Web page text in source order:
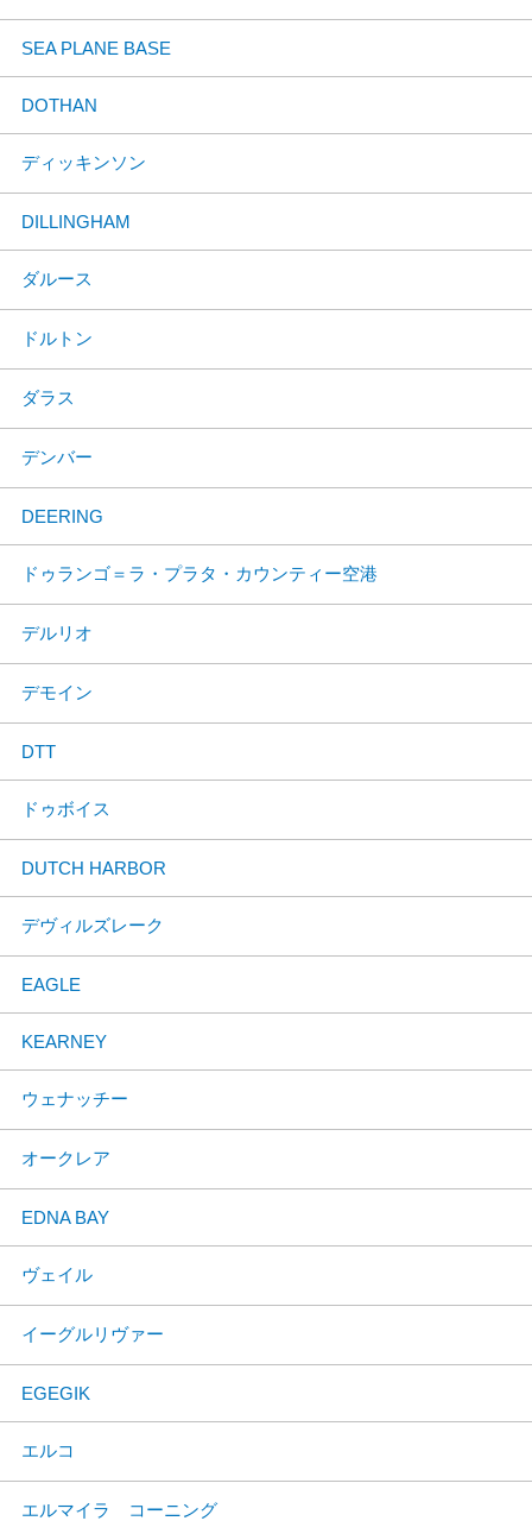
SEA PLANE BASE
DOTHAN
ディッキンソン
DILLINGHAM
ダルース
ドルトン
ダラス
デンバー
DEERING
ドゥランゴ＝ラ・プラタ・カウンティー空港
デルリオ
デモイン
DTT
ドゥボイス
DUTCH HARBOR
デヴィルズレーク
EAGLE
KEARNEY
ウェナッチー
オークレア
EDNA BAY
ヴェイル
イーグルリヴァー
EGEGIK
エルコ
エルマイラ コーニング